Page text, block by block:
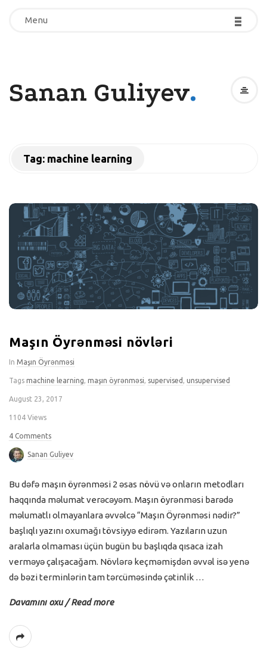
Menu -
-
-
Menu -
-
-
Sanan Guliyev.
Tag: machine learning
Maşın Öyrənməsi növləri
In Maşın Öyrənməsi
Tags machine learning, maşın öyrənməsi, supervised , unsupervised
August 23, 2017
1104 Views
4 Comments
Sanan Guliyev
Bu dəfə maşın öyrənməsi 2 əsas növü və onların metodları
haqqında məlumat verəcəyəm. Maşın öyrənməsi barədə
məlumatlı olmayanlara əvvəlcə “Maşın Öyrənməsi nədir?”
başlıqlı yazını oxumağı tövsiyyə edirəm. Yazıların uzun
aralarla olmaması üçün bugün bu başlıqda qısaca izah
verməyə çalışacağam. Növlərə keçməmişdən əvvəl isə yenə
də bəzi terminlərin tam tərcüməsində çətinlik …
Davamını oxu / Read more